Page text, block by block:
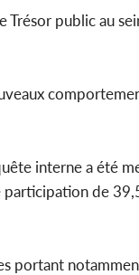
public au
interne a été
de
portant